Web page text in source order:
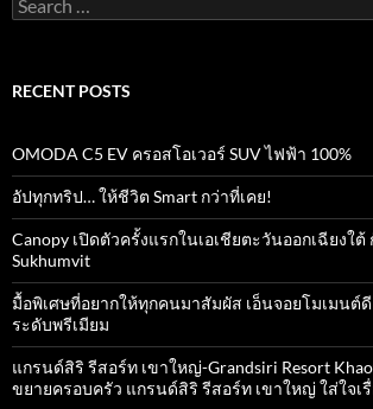
o
p
for:
RECENT POSTS
OMODA C5 EV ครอสโอเวอร์ SUV ไฟฟ้า 100%
อัปทุกทริป… ให้ชีวิต Smart กว่าที่เคย!
Canopy เปิดตัวครั้งแรกในเอเชียตะวันออกเฉียงใต้
Sukhumvit
มื้อพิเศษที่อยากให้ทุกคนมาสัมผัส เอ็นจอยโมเมนต์
ระดับพรีเมียม
แกรนด์สิริ​ รีสอร์ท​ เขาใหญ่​-Grandsiri​ Resort​
ขยายครอบครัว แกรนด์สิริ รีสอร์ท เขาใหญ่ ใส่ใจ